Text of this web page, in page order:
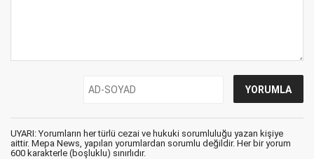
UYARI: Yorumların her türlü cezai ve hukuki sorumluluğu yazan kişiye
aittir. Mepa News, yapılan yorumlardan sorumlu değildir. Her bir yorum
600 karakterle (boşluklu) sınırlıdır.